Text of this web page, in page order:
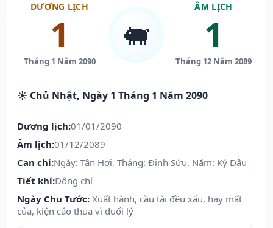
DƯƠNG LỊCH
1
Tháng 1 Năm 2090
🐖
ÂM LỊCH
1
Tháng 12 Năm 2089
☀️ Chủ Nhật, Ngày 1 Tháng 1 Năm 2090
Dương lịch:01/01/2090
Âm lịch:01/12/2089
Can chi:Ngày: Tân Hợi, Tháng: Đinh Sửu, Năm: Kỷ Dậu
Tiết khí:Đông chí
Ngày Chu Tước: Xuất hành, cầu tài đều xấu, hay mất
của, kiện cáo thua vì đuối lý